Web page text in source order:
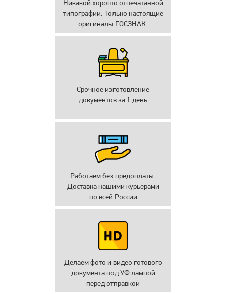
Никакой хорошо отпечатанной
типографии. Только настоящие
оригиналы ГОСЗНАК.
Срочное изготовление
документов за 1 день
Работаем без предоплаты.
Доставка нашими курьерами
по всей России
Делаем фото и видео готового
документа под УФ лампой
перед отправкой